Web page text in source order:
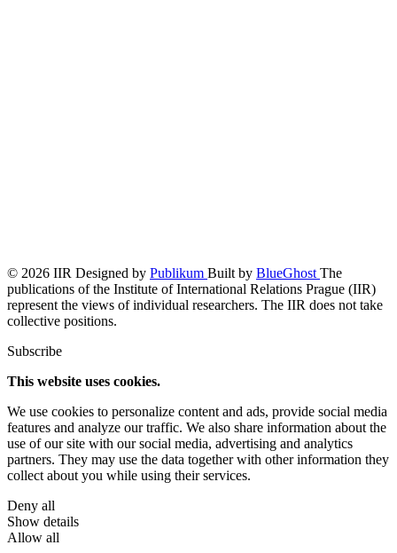
© 2026 IIR Designed by Publikum Built by BlueGhost The
publications of the Institute of International Relations Prague (IIR)
represent the views of individual researchers. The IIR does not take
collective positions.
Subscribe
This website uses cookies.
We use cookies to personalize content and ads, provide social media
features and analyze our traffic. We also share information about the
use of our site with our social media, advertising and analytics
partners. They may use the data together with other information they
collect about you while using their services.
Deny all
Show details
Allow all